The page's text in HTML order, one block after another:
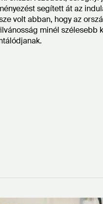
segített át az
volt abban, hogy az
minél szélesebb